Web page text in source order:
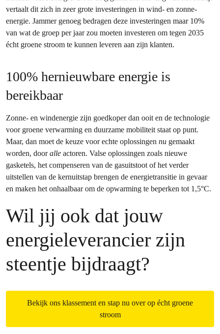
vertaalt dit zich in zeer grote investeringen in wind- en zonne-
energie. Jammer genoeg bedragen deze investeringen maar 10%
van wat de groep per jaar zou moeten investeren om tegen 2035
écht groene stroom te kunnen leveren aan zijn klanten.
100% hernieuwbare energie is
bereikbaar
Zonne- en windenergie zijn goedkoper dan ooit en de technologie
voor groene verwarming en duurzame mobiliteit staat op punt.
Maar, dan moet de keuze voor echte oplossingen nu gemaakt
worden, dooralle actoren. Valse oplossingen zoals nieuwe
gasketels, het compenseren van de gasuitstoot of het verder
uitstellen van de kernuitstap brengen de energietransitie in gevaar
en maken het onhaalbaar om de opwarming te beperken tot 1,5°C.
Wil jij ook dat jouw
energieleverancier zijn
steentje bijdraagt?
Bekijk ons klassement en stap nu over op écht groene
stroom